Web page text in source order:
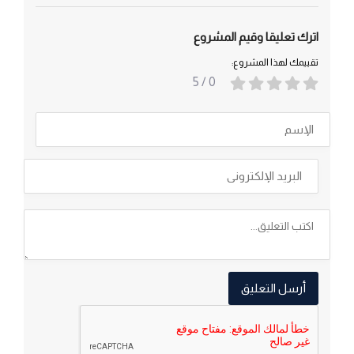
اترك تعليقا وقيم المشروع
تقييمك لهذا المشروع:
0
/ 5
أرسل التعليق